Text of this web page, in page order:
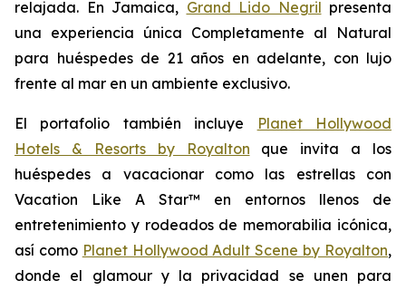
relajada. En Jamaica, Grand Lido Negril presenta
una experiencia única Completamente al Natural
para huéspedes de 21 años en adelante, con lujo
frente al mar en un ambiente exclusivo.
El portafolio también incluye
Planet Hollywood
Hotels & Resorts by Royalton que invita a los
huéspedes a vacacionar como las estrellas con
Vacation Like A Star™ en entornos llenos de
entretenimiento y rodeados de memorabilia icónica,
así como Planet Hollywood Adult Scene by Royalton,
donde el glamour y la privacidad se unen para